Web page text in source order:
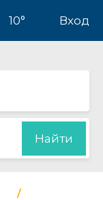
10° Вход
Найти